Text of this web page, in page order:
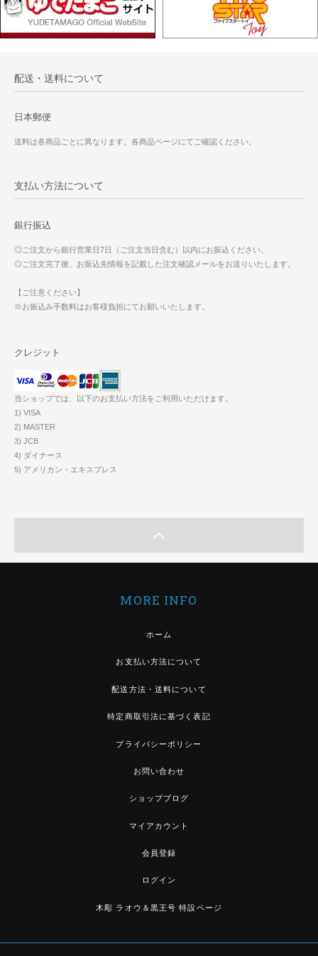
配送・送料について
日本郵便
送料は各商品ごとに異なります。各商品ページにてご確認ください。
支払い方法について
銀行振込
◎ご注文から銀行営業日7日（ご注文当日含む）以内にお振込ください。
◎ご注文完了後、お振込先情報を記載した注文確認メールをお送りいたします。
【ご注意ください】
※お振込み手数料はお客様負担にてお願いいたします。
クレジット
当ショップでは、以下のお支払い方法をご利用いただけます。
1) VISA
2) MASTER
3) JCB
4) ダイナース
5) アメリカン・エキスプレス
MORE INFO
ホーム
お支払い方法について
配送方法・送料について
特定商取引法に基づく表記
プライバシーポリシー
お問い合わせ
ショップブログ
マイアカウント
会員登録
ログイン
木彫 ラオウ＆黒王号 特設ページ